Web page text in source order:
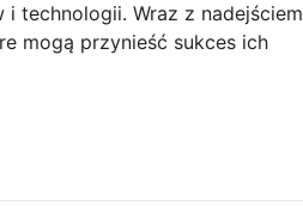
technologii. Wraz z nadejściem
mogą przynieść sukces ich